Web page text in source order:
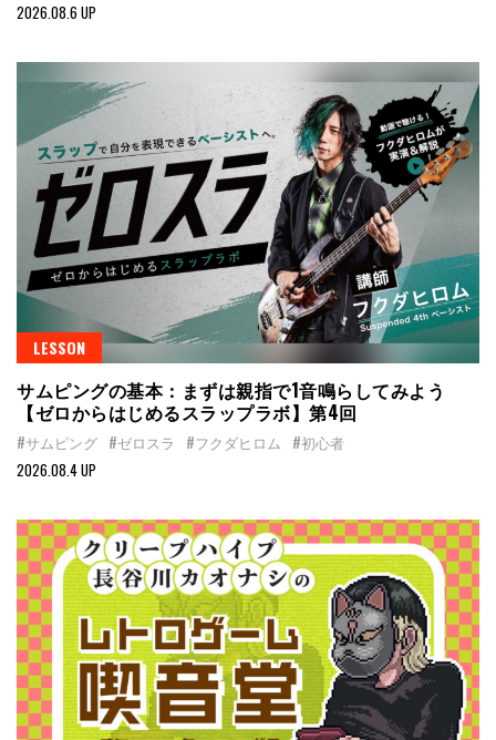
2026.08.6 UP
LESSON
サムピングの基本：まずは親指で1音鳴らしてみよう
【ゼロからはじめるスラップラボ】第4回
#サムピング #ゼロスラ #フクダヒロム #初心者
2026.08.4 UP